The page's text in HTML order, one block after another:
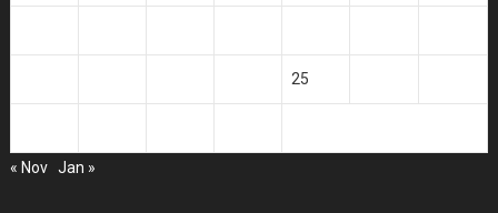
25
« Nov Jan »